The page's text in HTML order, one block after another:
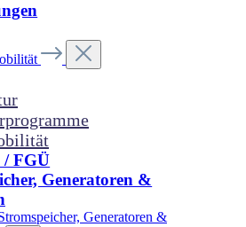
/ FGÜ
Generatoren &
Generatoren &